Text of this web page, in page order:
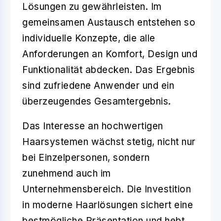
Lösungen zu gewährleisten. Im
gemeinsamen Austausch entstehen so
individuelle Konzepte, die alle
Anforderungen an Komfort, Design und
Funktionalität abdecken. Das Ergebnis
sind zufriedene Anwender und ein
überzeugendes Gesamtergebnis.
Das Interesse an hochwertigen
Haarsystemen wächst stetig, nicht nur
bei Einzelpersonen, sondern
zunehmend auch im
Unternehmensbereich. Die Investition
in moderne Haarlösungen sichert eine